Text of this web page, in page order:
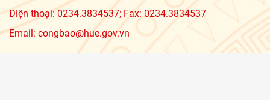
Điện thoại: 0234.3834537; Fax: 0234.3834537
Email: congbao@hue.gov.vn